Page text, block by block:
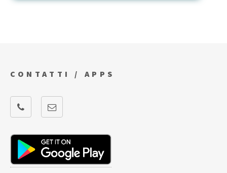
CONTATTI / APPS